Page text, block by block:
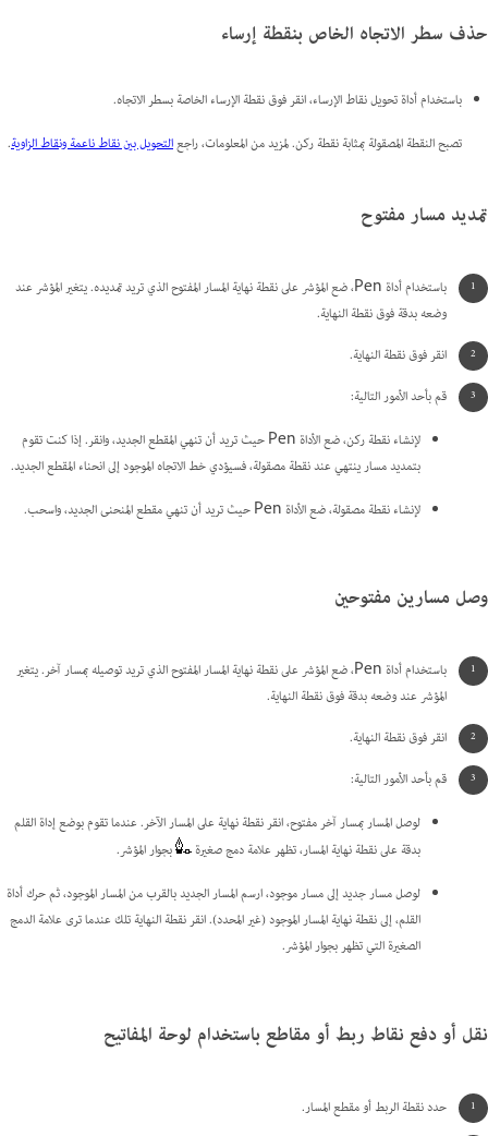
حذف سطر الاتجاه الخاص بنقطة إرساء
باستخدام أداة تحويل نقاط الإرساء، انقر فوق نقطة الإرساء الخاصة بسطر الاتجاه.
تصبح النقطة المصقولة بمثابة نقطة ركن. لمزيد من المعلومات، راجعالتحويل بين نقاط ناعمة ونقاط الزاوية.
تمديد مسار مفتوح
باستخدام أداة Pen، ضع المؤشر على نقطة نهاية المسار المفتوح الذي تريد تمديده. يتغير المؤشر عند
وضعه بدقة فوق نقطة النهاية.
انقر فوق نقطة النهاية.
قم بأحد الأمور التالية:
لإنشاء نقطة ركن، ضع الأداة Pen حيث تريد أن تنهي المقطع الجديد، وانقر. إذا كنت تقوم
بتمديد مسار ينتهي عند نقطة مصقولة، فسيؤدي خط الاتجاه الموجود إلى انحناء المقطع الجديد.
لإنشاء نقطة مصقولة، ضع الأداة Pen حيث تريد أن تنهي مقطع المنحنى الجديد، واسحب.
وصل مسارين مفتوحين
باستخدام أداة Pen، ضع المؤشر على نقطة نهاية المسار المفتوح الذي تريد توصيله بمسار آخر. يتغير
المؤشر عند وضعه بدقة فوق نقطة النهاية.
انقر فوق نقطة النهاية.
قم بأحد الأمور التالية:
لوصل المسار بمسار آخر مفتوح، انقر نقطة نهاية على المسار الآخر. عندما تقوم بوضع إداة القلم
بدقة على نقطة نهاية المسار، تظهر علامة دمج صغيرة
بجوار المؤشر.
لوصل مسار جديد إلى مسار موجود، ارسم المسار الجديد بالقرب من المسار الموجود، ثم حرك أداة
القلم، إلى نقطة نهاية المسار الموجود (غير المحدد). انقر نقطة النهاية تلك عندما ترى علامة الدمج
الصغيرة التي تظهر بجوار المؤشر.
نقل أو دفع نقاط ربط أو مقاطع باستخدام لوحة المفاتيح
حدد نقطة الربط أو مقطع المسار.